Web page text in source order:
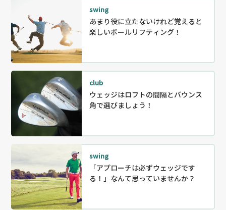
swing
あまり役に立たないけれど覚えると
楽しいボールリフティング！
club
ウェッジはロフトの間隔とバウンス
角で選びましょう！
swing
「アプローチは必ずウェッジです
る！」なんて思っていませんか？